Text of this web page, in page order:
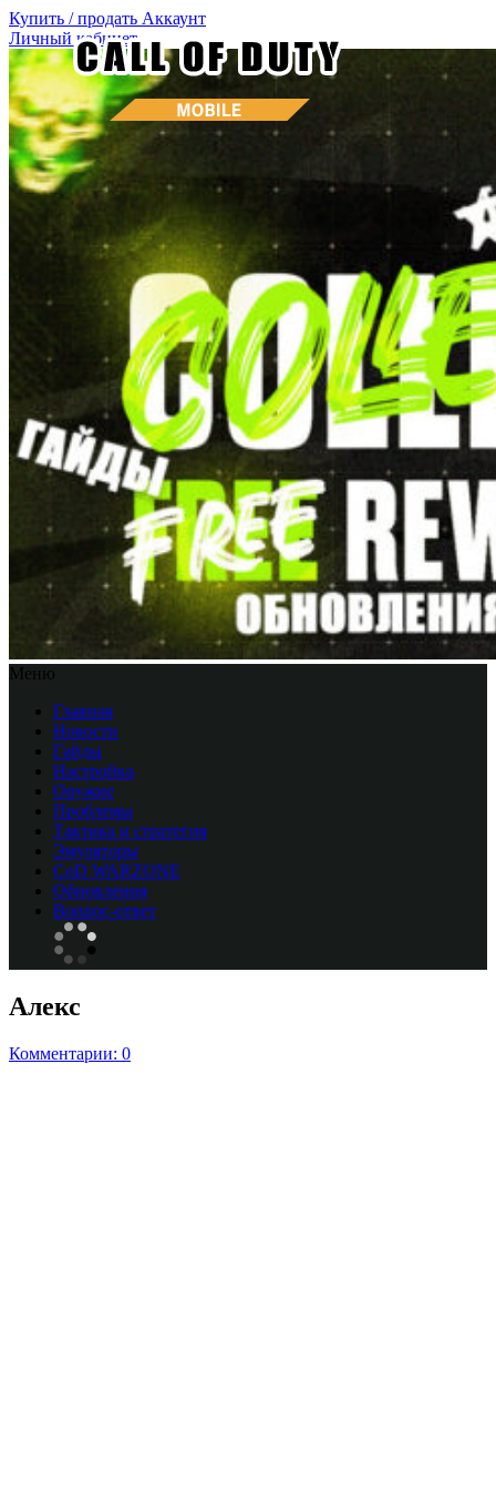
Купить / продать Аккаунт
Личный кабинет
Меню
Главная
Новости
Гайды
Настройка
Оружие
Проблемы
Тактика и стратегия
Эмуляторы
CоD WARZONE
Обновления
Вопрос-ответ
Алекс
Комментарии: 0